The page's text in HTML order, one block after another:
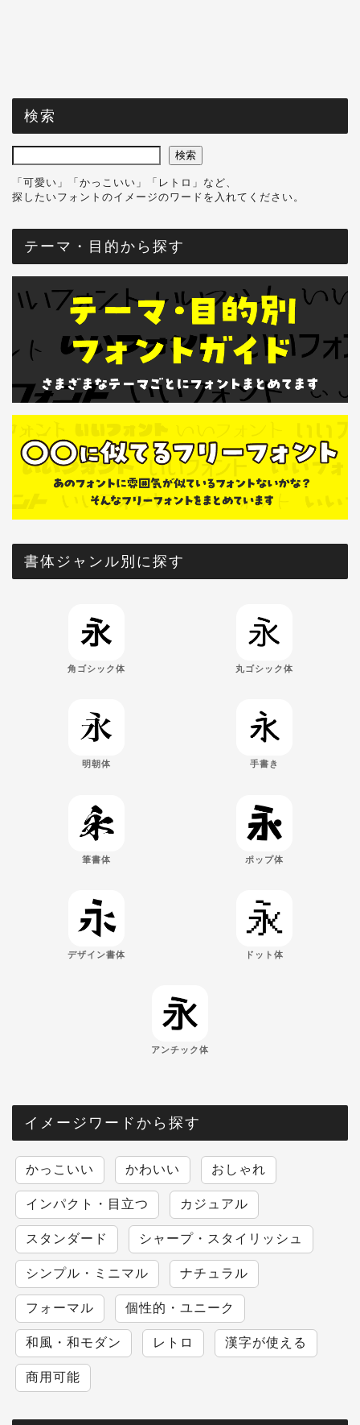
検索
検索
「可愛い」「かっこいい」「レトロ」など、
探したいフォントのイメージのワードを入れてください。
テーマ・目的から探す
書体ジャンル別に探す
角ゴシック体 丸ゴシック体
明朝体 手書き
筆書体 ポップ体
デザイン書体 ドット体
アンチック体
イメージワードから探す
かっこいい かわいい おしゃれ
インパクト・目立つ カジュアル
スタンダード シャープ・スタイリッシュ
シンプル・ミニマル ナチュラル
フォーマル 個性的・ユニーク
和風・和モダン レトロ 漢字が使える
商用可能